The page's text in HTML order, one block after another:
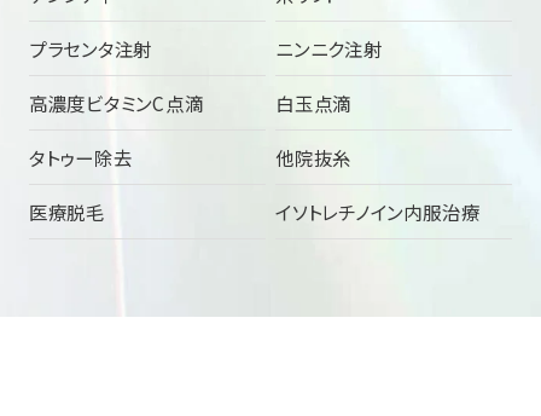
プラセンタ注射 ニンニク注射
高濃度ビタミンC点滴 白玉点滴
タトゥー除去 他院抜糸
医療脱毛 イソトレチノイン内服治療